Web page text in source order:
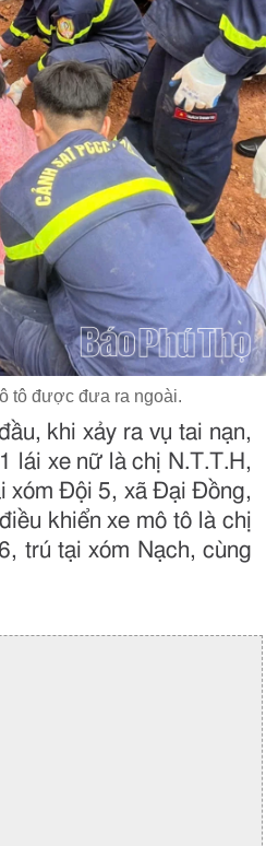
tô được đưa ra ngoài.
khi xảy ra vụ tai nạn,
lái xe nữ là chị N.T.T.H,
xóm Đội 5, xã Đại Đồng,
khiển xe mô tô là chị
trú tại xóm Nạch, cùng